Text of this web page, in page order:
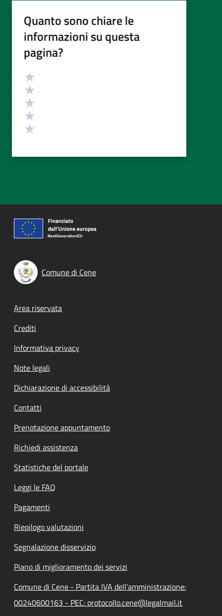
Quanto sono chiare le
informazioni su questa
pagina?
Valutazione
Comune di Cene
Footer menu
Area riservata
Crediti
Informativa privacy
Note legali
Dichiarazione di accessibilità
Contatti
Prenotazione appuntamento
Richiedi assistenza
Statistiche del portale
Leggi le FAQ
Pagamenti
Riepilogo valutazioni
Segnalazione disservizio
Piano di miglioramento dei servizi
Comune di Cene - Partita IVA dell'amministrazione:
00240600163 - PEC: protocollo.cene@legalmail.it